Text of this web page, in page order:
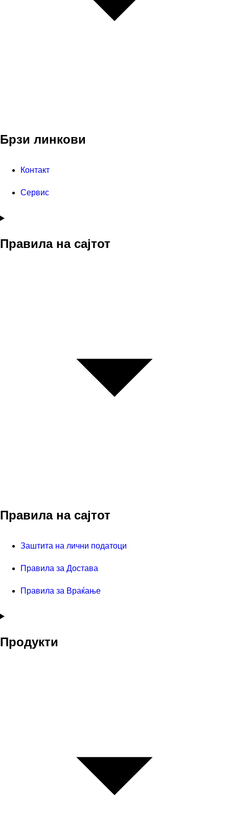
Брзи линкови
Контакт
Сервис
Правила на сајтот
Правила на сајтот
Заштита на лични податоци
Правила за Достава
Правила за Враќање
Продукти